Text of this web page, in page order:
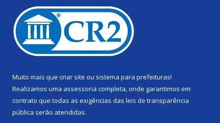
Muito mais que criar site ou sistema para prefeituras!
Realizamos uma assessoria completa, onde garantimos em
contrato que todas as exigências das leis de transparência
pública serão atendidas.